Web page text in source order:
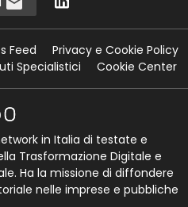
Feed
Privacy e Cookie Policy
Specialistici
Cookie Center
in Italia di testate e
Trasformazione Digitale e
Ha la missione di diffondere
nelle imprese e pubbliche